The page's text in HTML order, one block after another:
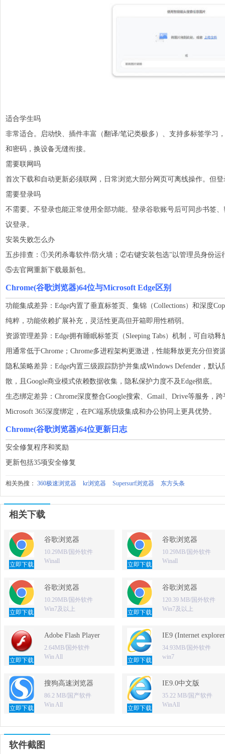
适合学生吗
非常适合。启动快、插件丰富（翻译/笔记类极多）、支持多标签学习
和密码，换设备无缝衔接。
需要联网吗
首次下载和自动更新必须联网，日常浏览大部分网页可离线操作。但
需要登录吗
不需要。不登录也能正常使用全部功能。登录谷歌账号后可同步书签
议登录。
安装失败怎么办
五步排查：①关闭杀毒软件/防火墙；②右键安装包选"以管理员身份
⑤去官网重新下载最新包。
Chrome(谷歌浏览器)64位与Microsoft Edge区别
功能集成差异：Edge内置了垂直标签页、集锦（Collections）和深度
纯粹，功能依赖扩展补充，灵活性更高但开箱即用性稍弱。
资源管理差异：Edge拥有睡眠标签页（Sleeping Tabs）机制，可自动
用通常低于Chrome；Chrome多进程架构更激进，性能释放更充分但资
隐私策略差异：Edge内置三级跟踪防护并集成Windows Defender，默
散，且Google商业模式依赖数据收集，隐私保护力度不及Edge彻底。
生态绑定差异：Chrome深度整合Google搜索、Gmail、Drive等服务，
Microsoft 365深度绑定，在PC端系统级集成和办公协同上更具优势。
Chrome(谷歌浏览器)64位更新日志
安全修复程序和奖励
更新包括35项安全修复
相关热搜： 360极速浏览器 kr浏览器 Supersurf浏览器 东方头条
相关下载
立即下载
谷歌浏览器
10.29MB/国外软件
Winall
立即下载
谷歌浏览器
10.29MB/国外软件
Winall
立即下载
谷歌浏览器
10.29MB/国外软件
Win7及以上
立即下载
谷歌浏览器
120.39 MB/国外软件
Win7及以上
立即下载
Adobe Flash Player
2.64MB/国外软件
Win All
立即下载
IE9 (Internet
34.93MB/国外软件
win7
立即下载
搜狗高速浏览器
86.2 MB/国产软件
Win All
立即下载
IE9.0中文版
35.22 MB/国产软件
WinAll
软件截图